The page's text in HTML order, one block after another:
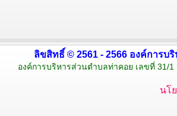
ลิขสิทธิ์ © 2561 - 2566 องค์การบ
องค์การบริหารส่วนตำบลท่าคอย เลขที่ 31/
นโ